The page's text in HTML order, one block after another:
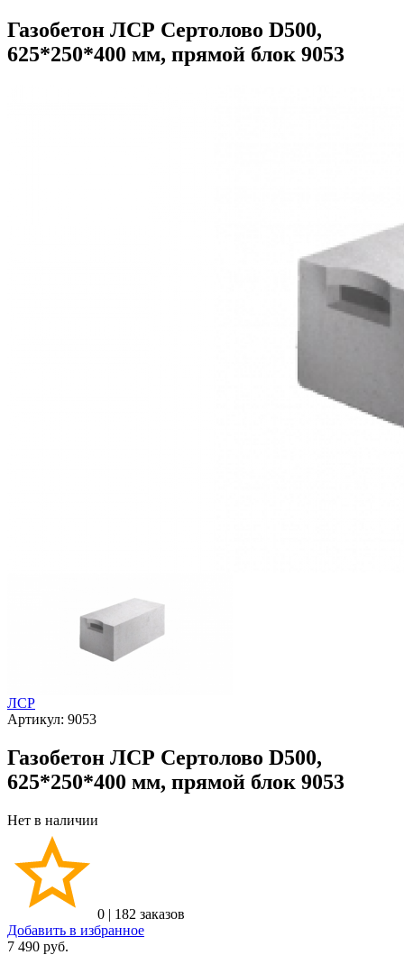
Газобетон ЛСР Сертолово D500,
625*250*400 мм, прямой блок 9053
ЛСР
Артикул: 9053
Газобетон ЛСР Сертолово D500,
625*250*400 мм, прямой блок 9053
Нет в наличии
0 | 182 заказов
Добавить в избранное
7 490 руб.